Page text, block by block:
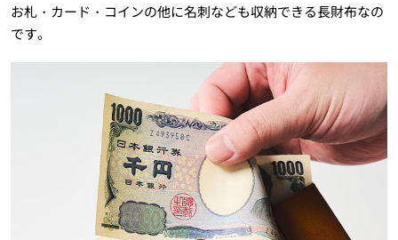
お札・カード・コインの他に名刺なども収納できる長財布なの
です。